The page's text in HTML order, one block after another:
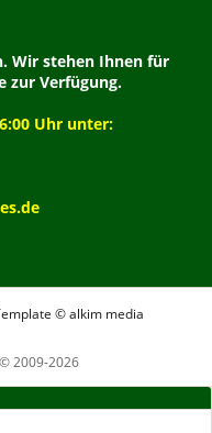
Wir stehen Ihnen für
zur Verfügung.
Uhr unter:
© alkim media
2009-2026